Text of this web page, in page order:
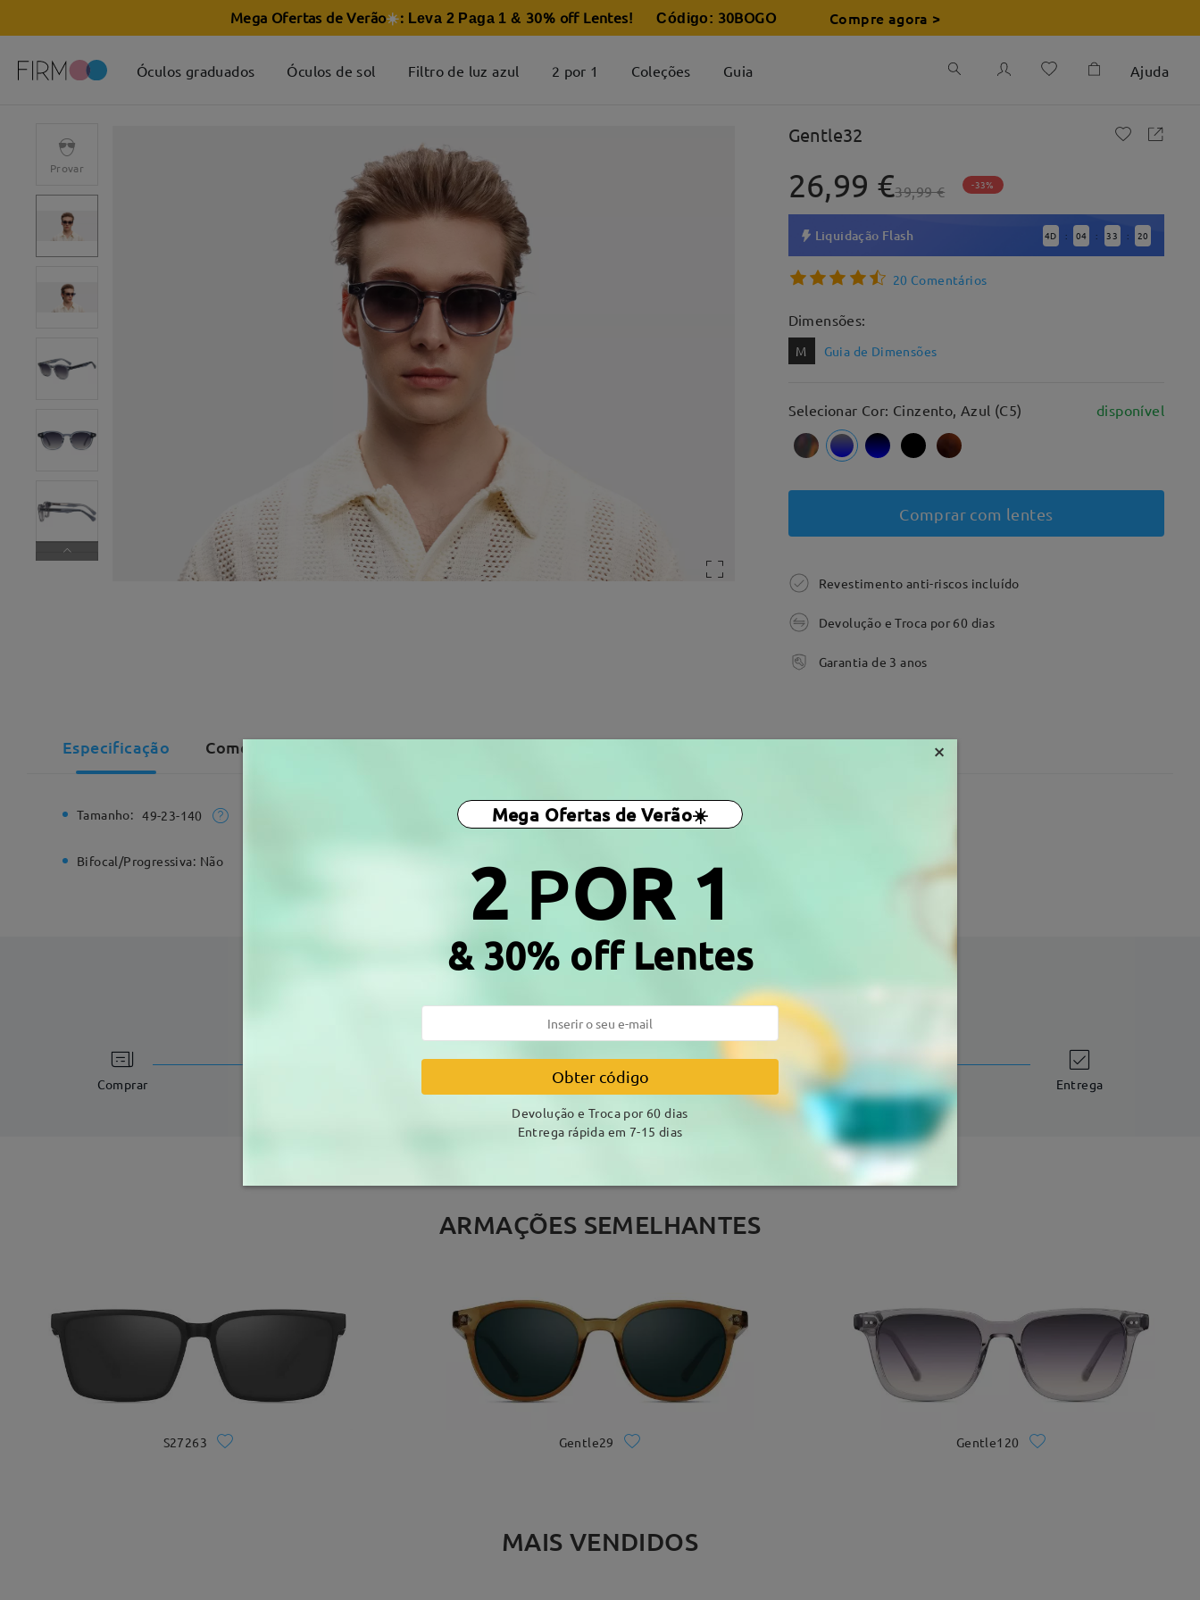
Mega Ofertas de Verão☀️: Leva 2 Paga 1 & 30% off Lentes! Código: 30BOGO Compre agora >
Óculos graduados Óculos de sol Filtro de luz azul 2 por 1 Coleções Guia Ajuda
Provar
Gentle32
26,99 €39,99 € -33%
Liquidação Flash 4D : 04 : 33 : 19
20 Comentários
Dimensões:
M Guia de Dimensões
Selecionar Cor: Cinzento, Azul (C5) disponível
Comprar com lentes
Revestimento anti-riscos incluído
Devolução e Troca por 60 dias
Garantia de 3 anos
Especificação Comentários de clientes(20)
Tamanho: 49-23-140 130 mm Médio) Tamanho Diagonal da Lente:
Bifocal/Progressiva: Não
Comprar Envio
tempo de envio
7-15 dias úteis Entrega
ARMAÇÕES SEMELHANTES
S27263 Gentle29 Gentle120
MAIS VENDIDOS
×
Mega Ofertas de Verão☀️
2 POR 1
& 30% off Lentes
Obter código
Devolução e Troca por 60 dias
Entrega rápida em 7-15 dias